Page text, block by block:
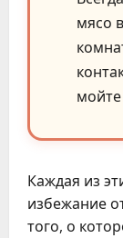
мясо
Каждая из
избежание
того, о